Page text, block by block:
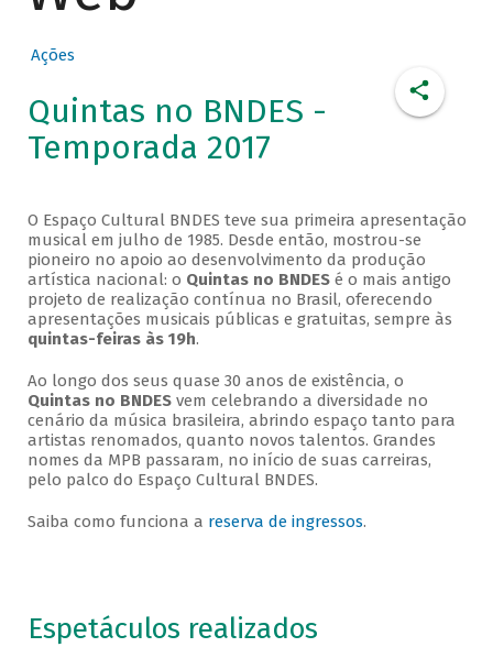
Ações
Quintas no BNDES -
Temporada 2017
O Espaço Cultural BNDES teve sua primeira apresentação
musical em julho de 1985. Desde então, mostrou-se
pioneiro no apoio ao desenvolvimento da produção
artística nacional: o Quintas no BNDESé o mais antigo
projeto de realização contínua no Brasil, oferecendo
apresentações musicais públicas e gratuitas, sempre às
quintas-feiras às 19h.
Ao longo dos seus quase 30 anos de existência, o
Quintas no BNDESvem celebrando a diversidade no
cenário da música brasileira, abrindo espaço tanto para
artistas renomados, quanto novos talentos. Grandes
nomes da MPB passaram, no início de suas carreiras,
pelo palco do Espaço Cultural BNDES.
Saiba como funciona a reserva de ingressos.
Espetáculos realizados